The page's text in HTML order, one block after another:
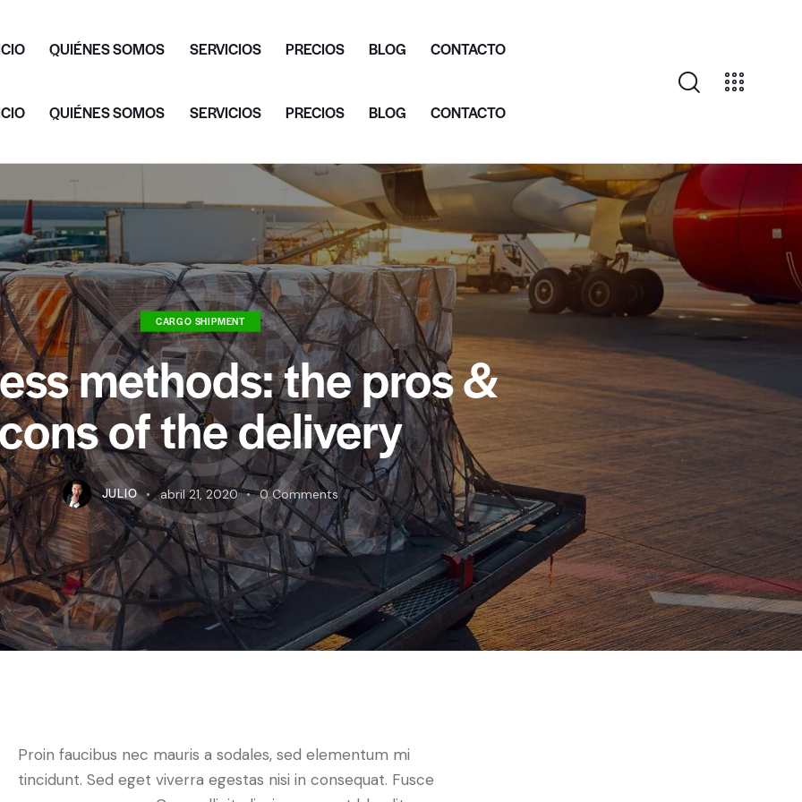
QUIÉNES SOMOS SERVICIOS PRECIOS BLOG CONTACTO
QUIÉNES SOMOS SERVICIOS PRECIOS BLOG CONTACTO
CARGO SHIPMENT
methods: the pros &
of the delivery
JULIO abril 21, 2020 0 Comments
Proin faucibus nec mauris a sodales, sed elementum mi
tincidunt. Sed eget viverra egestas nisi in consequat. Fusce